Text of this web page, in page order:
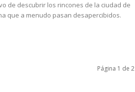
de descubrir los rincones de la ciudad de
que a menudo pasan desapercibidos.
Página 1 de 2